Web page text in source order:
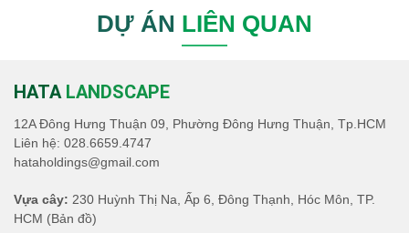
DỰ ÁN LIÊN QUAN
HATA LANDSCAPE
12A Đông Hưng Thuận 09, Phường Đông Hưng Thuận, Tp.HCM
Liên hệ: 028.6659.4747
hataholdings@gmail.com
Vựa cây: 230 Huỳnh Thị Na, Ấp 6, Đông Thạnh, Hóc Môn, TP.
HCM (Bản đồ)